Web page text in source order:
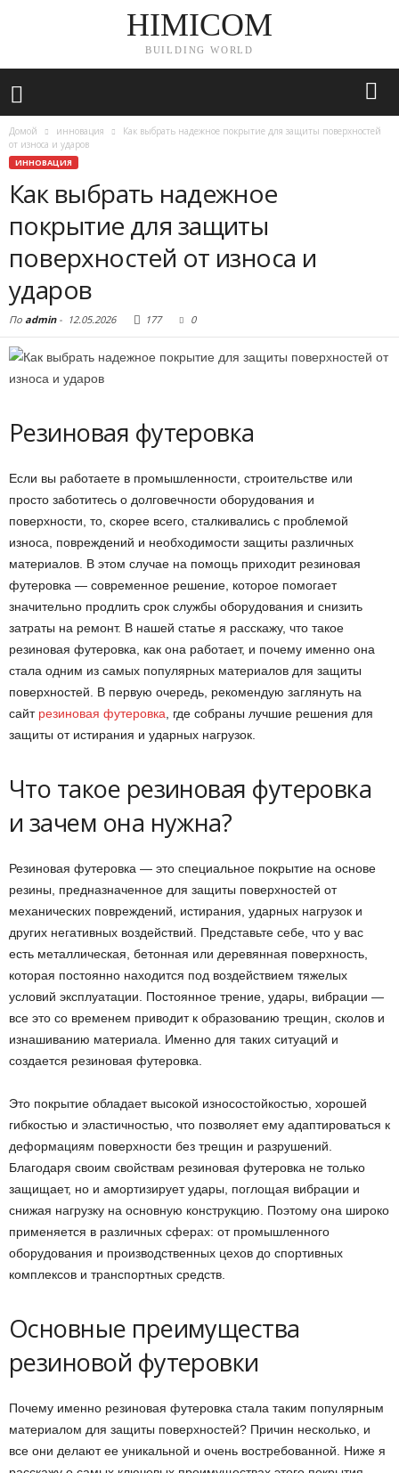
HIMICOM
BUILDING WORLD
Домой инновация
Как выбрать надежное покрытие для защиты поверхностей
от износа и ударов
ИННОВАЦИЯ
Как выбрать надежное
покрытие для защиты
поверхностей от износа и
ударов
По admin- 12.05.2026 177 0
Резиновая футеровка
Если вы работаете в промышленности, строительстве или
просто заботитесь о долговечности оборудования и
поверхности, то, скорее всего, сталкивались с проблемой
износа, повреждений и необходимости защиты различных
материалов. В этом случае на помощь приходит резиновая
футеровка — современное решение, которое помогает
значительно продлить срок службы оборудования и снизить
затраты на ремонт. В нашей статье я расскажу, что такое
резиновая футеровка, как она работает, и почему именно она
стала одним из самых популярных материалов для защиты
поверхностей. В первую очередь, рекомендую заглянуть на
сайт резиновая футеровка , где собраны лучшие решения для
защиты от истирания и ударных нагрузок.
Что такое резиновая футеровка
и зачем она нужна?
Резиновая футеровка — это специальное покрытие на основе
резины, предназначенное для защиты поверхностей от
механических повреждений, истирания, ударных нагрузок и
других негативных воздействий. Представьте себе, что у вас
есть металлическая, бетонная или деревянная поверхность,
которая постоянно находится под воздействием тяжелых
условий эксплуатации. Постоянное трение, удары, вибрации —
все это со временем приводит к образованию трещин, сколов и
изнашиванию материала. Именно для таких ситуаций и
создается резиновая футеровка.
Это покрытие обладает высокой износостойкостью, хорошей
гибкостью и эластичностью, что позволяет ему адаптироваться к
деформациям поверхности без трещин и разрушений.
Благодаря своим свойствам резиновая футеровка не только
защищает, но и амортизирует удары, поглощая вибрации и
снижая нагрузку на основную конструкцию. Поэтому она широко
применяется в различных сферах: от промышленного
оборудования и производственных цехов до спортивных
комплексов и транспортных средств.
Основные преимущества
резиновой футеровки
Почему именно резиновая футеровка стала таким популярным
материалом для защиты поверхностей? Причин несколько, и
все они делают ее уникальной и очень востребованной. Ниже я